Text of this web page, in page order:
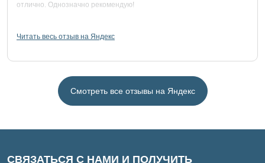
отлично. Однозначно рекомендую!
Читать весь отзыв на Яндекс
Смотреть все отзывы на Яндекс
СВЯЗАТЬСЯ С НАМИ И ПОЛУЧИТЬ